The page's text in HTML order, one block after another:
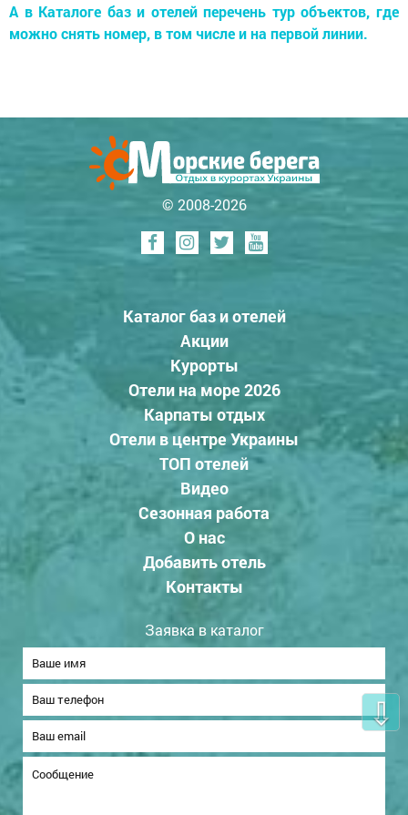
А в Каталоге баз и отелей перечень тур объектов, где
можно снять номер, в том числе и на первой линии.
© 2008-2026
Каталог баз и отелей
Акции
Курорты
Отели на море 2026
Карпаты отдых
Отели в центре Украины
ТОП отелей
Видео
Сезонная работа
О нас
Добавить отель
Контакты
Заявка в каталог
⇩